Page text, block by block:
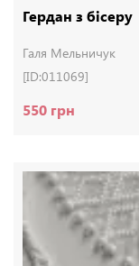
Гердан з бісеру
Галя Мельничук
[ID:011069]
550 грн